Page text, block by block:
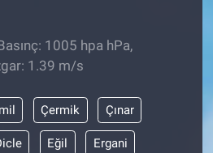
1005 hpa hPa,
1.39 m/s
Çermik Çınar
Eğil Ergani